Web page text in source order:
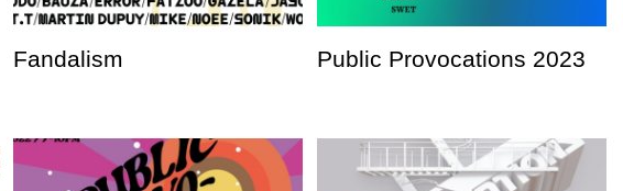
Fandalism Public Provocations 2023